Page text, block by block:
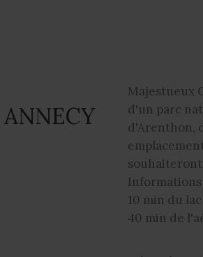
Majestueux
d'un parc
d'Arenthon,
10 min du
40 min de